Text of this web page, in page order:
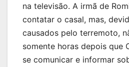
na televisão. A irmã de
contatar o casal, mas,
causados pelo terremoto,
somente horas depois que
se comunicar e informar